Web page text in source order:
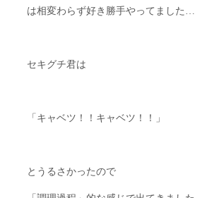
は相変わらず好き勝手やってました…
セキグチ君は
「キャベツ！！キャベツ！！」
とうるさかったので